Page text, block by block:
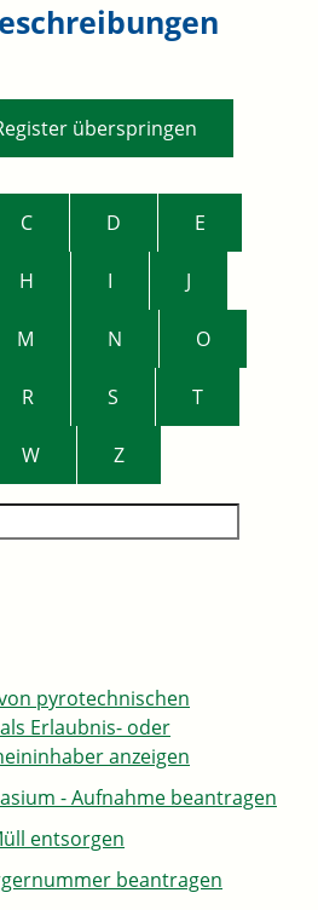
überspringen
C D E
H I J
M N O
R S T
W Z
pyrotechnischen
Erlaubnis- oder
anzeigen
- Aufnahme beantragen
entsorgen
beantragen